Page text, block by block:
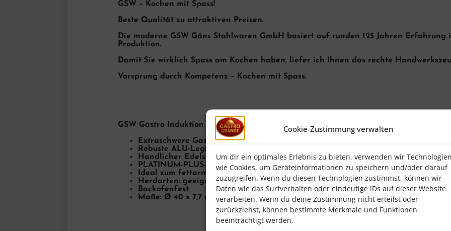
Cookie-Zustimmung verwalten
Um dir ein optimales Erlebnis zu bieten, verwenden wir
wie Cookies, um Geräteinformationen zu speichern und/oder darauf
zuzugreifen. Wenn du diesen Technologien zustimmst, können wir
Daten wie das Surfverhalten oder eindeutige IDs auf dieser Website
verarbeiten. Wenn du deine Zustimmung nicht erteilst oder
zurückziehst, können bestimmte Merkmale und Funktionen
beeinträchtigt werden.
GSW – Kochen mit Spass!
Beste Qualität zu attraktiven Preisen.
Die moderne GSW Gäns Stahlwaren GmbH basiert auf runden 125 Jahren
Produktion.
Damit Sie wirklich Spass am Kochen haben, liefer ich Ihnen das rechte
Vorsprung durch Kompetenz – Kochen mit Spass.
GSW Gastro Induktion Bratpfanne Ø 40 cm NEU & OVP
Extraschwere Gastro-Qualität
Robuste ALU-Legierung
Handlicher Edelstahl-Rundgriff
PLATINUM-PLUS-Versiegelung – höchster Antihaft-Effekt
Ideal zum fettarmen Schmoren
Herdarten: geeignet für alle Herdarten auch Induktion
Backofenfest
Maße: Ø 40 x 7,7 cm Höhe